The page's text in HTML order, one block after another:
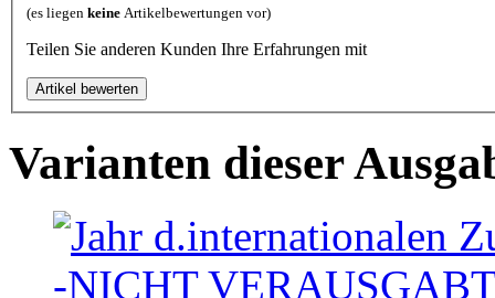
(es liegen keine Artikelbewertungen vor)
Teilen Sie anderen Kunden Ihre Erfahrungen mit
Varianten dieser